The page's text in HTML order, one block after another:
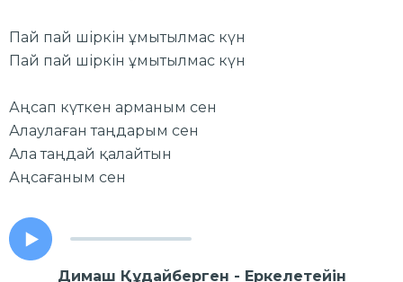
Пай пай шіркін ұмытылмас күн
Пай пай шіркін ұмытылмас күн
Аңсап күткен арманым сен
Алаулаған таңдарым сен
Ала таңдай қалайтын
Аңсағаным сен
Димаш Құдайберген - Еркелетейін